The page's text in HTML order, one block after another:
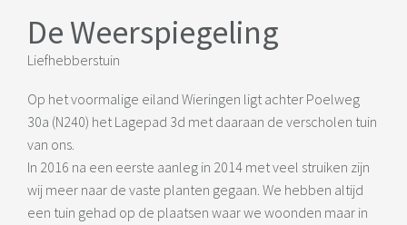
De Weerspiegeling
Liefhebberstuin
Op het voormalige eiland Wieringen ligt achter Poelweg
30a (N240) het Lagepad 3d met daaraan de verscholen tuin
van ons.
In 2016 na een eerste aanleg in 2014 met veel struiken zijn
wij meer naar de vaste planten gegaan. We hebben altijd
een tuin gehad op de plaatsen waar we woonden maar in